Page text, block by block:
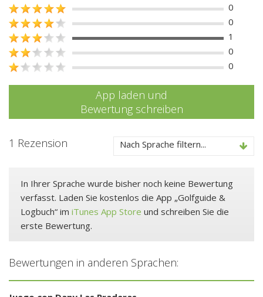
0
0
1
0
0
App laden und
Bewertung schreiben
1 Rezension Nach Sprache filtern...
In Ihrer Sprache wurde bisher noch keine Bewertung
verfasst. Laden Sie kostenlos die App „Golfguide &
Logbuch“ im iTunes App Store und schreiben Sie die
erste Bewertung.
Bewertungen in anderen Sprachen: